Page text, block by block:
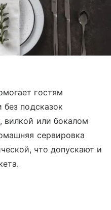
гостям
без подсказок
вилкой или бокалом
сервировка
что допускают и